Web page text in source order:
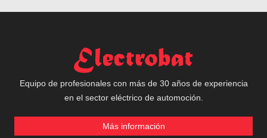
Equipo de profesionales con más de 30 años de experiencia
en el sector eléctrico de automoción.
Más información